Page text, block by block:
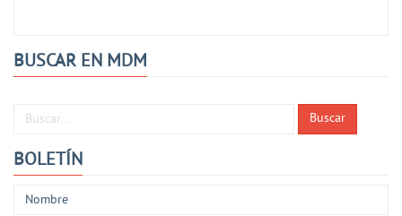
BUSCAR EN MDM
Buscar... Buscar
BOLETÍN